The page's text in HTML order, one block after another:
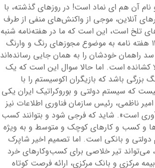
نام آن هم ای‌ نماد است! در روزهای گذشته، با
آنلاین، موجی از واکنش‌های منفی از طرف
تلخ است، این است که ما در هفته‌نامه شنبه
درست چهارسال پیش و در شماره ۶۲ به تاریخ ۱۰ تیر ۱۳۹۶ هفته نامه به موضوع مجوزهای رنگ و وارنگ
سد راهمان خودشان را به همان جایی رسانده‌‌اند
کشانده است. اما حالا سوال این است که یک
باشد که بازیگران اکوسیستم را با
که سیستم دولتی و بوروکراتیک ایران یکی
ناظمی، رئیس سازمان فناوری اطلاعات نیز
است». شاید که فرجی شود و بتوانند کسب
و کسب و کارهای کوچک و متوسط و به ویژه
و بانکی است. اما تصمیم اخیر شاپرک
می‌تواند تیر خلاصی برای کسب‌و‌کارهای خرد
مرکزی و بانک مرکزی، ارائه فرصت کوتاه